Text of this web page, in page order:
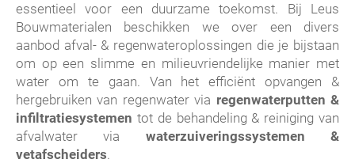
essentieel voor een duurzame toekomst. Bij Leus
Bouwmaterialen beschikken we over een divers
aanbod afval- & regenwateroplossingen die je bijstaan
om op een slimme en milieuvriendelijke manier met
water om te gaan. Van het efficiënt opvangen &
hergebruiken van regenwater via regenwaterputten &
infiltratiesystemen tot de behandeling & reiniging van
afvalwater via waterzuiveringssystemen &
vetafscheiders.